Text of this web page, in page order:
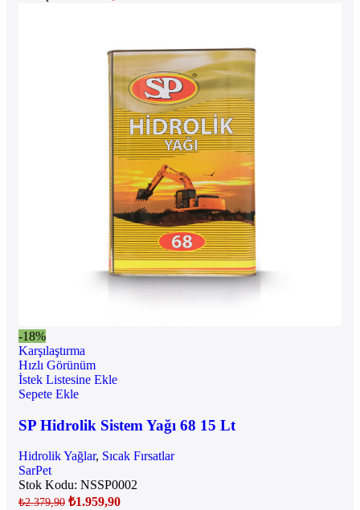
-18%
Karşılaştırma
Hızlı Görünüm
İstek Listesine Ekle
Sepete Ekle
SP Hidrolik Sistem Yağı 68 15 Lt
Hidrolik Yağlar, Sıcak Fırsatlar
SarPet
Stok Kodu: NSSP0002
₺2.379,90 ₺1.959,90